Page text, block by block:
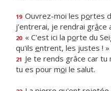
19 Ouvrez-moi les portes
j'entrerai, je rendrai grâce
20 « C'est ici la porte du
qu'ils entrent, les justes ! »
21 Je te rends grâce car tu
tu es pour moi le salut.